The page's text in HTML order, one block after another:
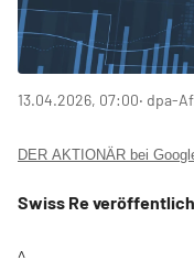
13.04.2026, 07:00‧ dpa-
DER AKTIONÄR bei
Swiss Re
^